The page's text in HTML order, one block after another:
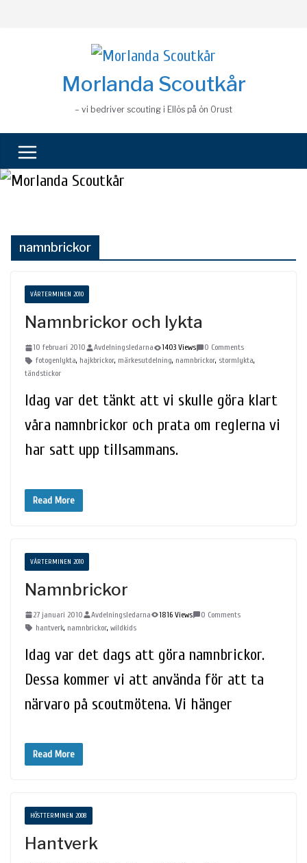
Morlanda Scoutkår
– vi bedriver scouting i Ellös på ön Orust
namnbrickor
VÅRTERMINEN 2010
Namnbrickor och lykta
10 februari 2010 Avdelningsledarna 1403 Views
0 Comments
fotogenlykta, hajkbrickor, märkesutdelning, namnbrickor, stormlykta,
tändstickor
Idag var det tänkt att vi skulle göra klart
våra namnbrickor och prata om reglerna vi
har satt upp tillsammans.
Read More
VÅRTERMINEN 2010
Namnbrickor
27 januari 2010 Avdelningsledarna 1816 Views
0 Comments
hantverk, namnbrickor, wildkids
Idag var det dags att göra namnbrickor.
Dessa kommer vi att använda för att ta
närvaro på scoutmötena. Vi hänger
Read More
HÖSTTERMINEN 2008
Hantverk